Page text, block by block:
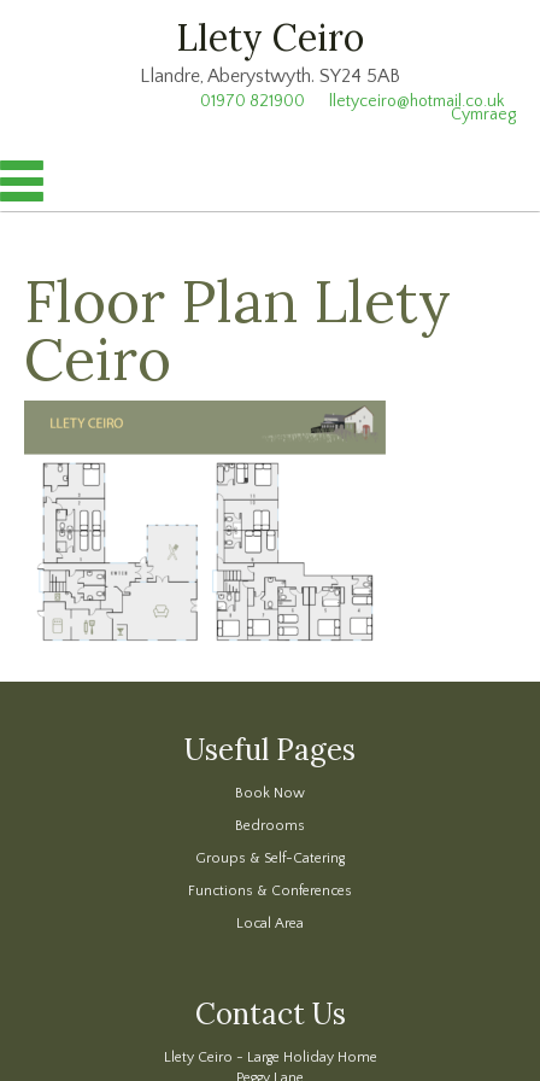
Llety Ceiro
Llandre, Aberystwyth. SY24 5AB
lletyceiro@hotmail.co.uk
01970 821900
Cymraeg
Floor Plan Llety
Ceiro
Useful Pages
Book Now
Bedrooms
Groups & Self-Catering
Functions & Conferences
Local Area
Contact Us
Llety Ceiro - Large Holiday Home